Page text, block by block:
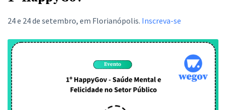
24 e 24 de setembro, em Florianópolis. Inscreva-se